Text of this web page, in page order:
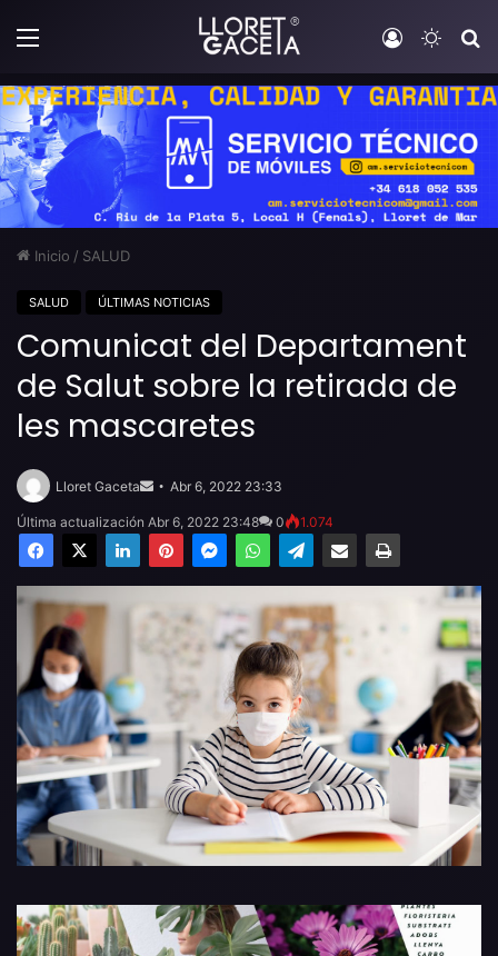
Menú Iniciar
Inicio / SALUD
SALUD ÚLTIMAS NOTICIAS
Comunicat del Departament
de Salut sobre la retirada de
les mascaretes
Lloret Gaceta
email
Abr 6, 2022 23:33
Última actualización Abr 6, 2022 23:48 0 1.074
Facebook
X LinkedInPinterestMessengerWhatsAppTelegramCompartir por email Imprimir